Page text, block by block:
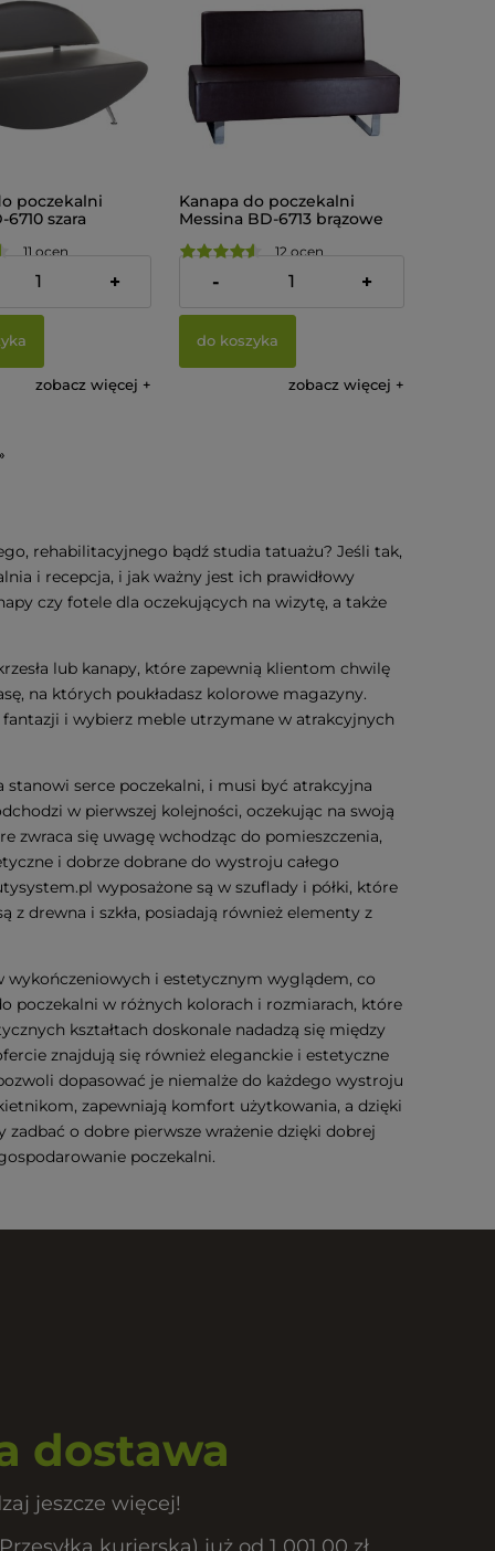
poczekalni
szara
11 ocen
+
zobacz więcej
Kanapa do poczekalni
Messina BD-6713 brązowe
12 ocen
1 249,00 zł
- +
do koszyka
zobacz więcej
rehabilitacyjnego bądź studia tatuażu? Jeśli tak,
i recepcja, i jak ważny jest ich prawidłowy
czy fotele dla oczekujących na wizytę, a także
lub kanapy, które zapewnią klientom chwilę
na których poukładasz kolorowe magazyny.
i wybierz meble utrzymane w atrakcyjnych
serce poczekalni, i musi być atrakcyjna
w pierwszej kolejności, oczekując na swoją
zwraca się uwagę wchodząc do pomieszczenia,
i dobrze dobrane do wystroju całego
wyposażone są w szuflady i półki, które
z drewna i szkła, posiadają również elementy z
wykończeniowych i estetycznym wyglądem, co
poczekalni w różnych kolorach i rozmiarach, które
kształtach doskonale nadadzą się między
znajdują się również eleganckie i estetyczne
dopasować je niemalże do każdego wystroju
zapewniają komfort użytkowania, a dzięki
o dobre pierwsze wrażenie dzięki dobrej
poczekalni.
dostawa
jeszcze więcej!